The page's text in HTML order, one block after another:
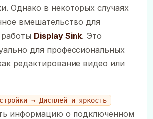
Однако в некоторых случаях
вмешательство для
Display Sink. Это
для профессиональных
редактирование видео или
→ Дисплей и яркость
информацию о подключенном